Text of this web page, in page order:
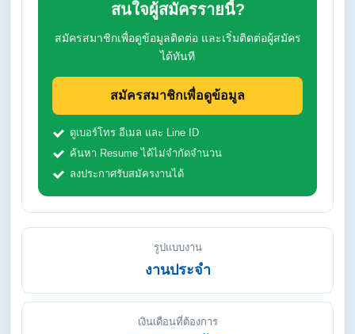
สนใจผู้สมัครรายนี้?
สมัครสมาชิกเพื่อดูข้อมูลติดต่อ และเริ่มติดต่อผู้สมัคร
ได้ทันที
สมัครสมาชิกเพื่อดูข้อมูล
ดูเบอร์โทร อีเมล และ Line ID
ค้นหา Resume ได้ไม่จำกัดจำนวน
ลงประกาศรับสมัครงานได้
รูปแบบงาน
งานประจำ
เงินเดือนที่ต้องการ